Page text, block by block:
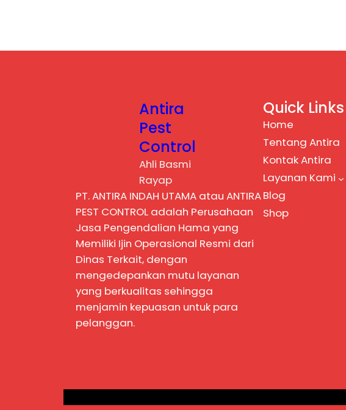
Antira
Pest
Control
Ahli Basmi
Rayap
PT. ANTIRA INDAH UTAMA atau ANTIRA
PEST CONTROL adalah Perusahaan
Jasa Pengendalian Hama yang
Memiliki Ijin Operasional Resmi dari
Dinas Terkait, dengan
mengedepankan mutu layanan
yang berkualitas sehingga
menjamin kepuasan untuk para
pelanggan.
Quick Links
Home
Tentang Antira
Kontak Antira
Layanan Kami
Blog
Shop